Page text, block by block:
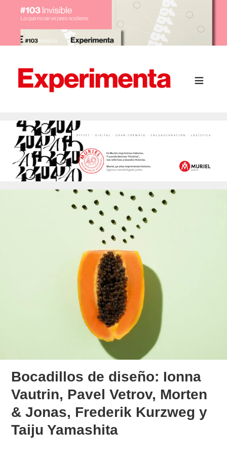
Bocadillos de diseño: Ionna
Vautrin, Pavel Vetrov, Morten
& Jonas, Frederik Kurzweg y
Taiju Yamashita